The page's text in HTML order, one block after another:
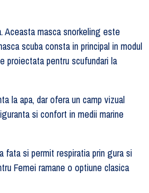
Aceasta masca snorkeling este
scuba consta in principal in modul
proiectata pentru scufundari la
la apa, dar ofera un camp vizual
si confort in medii marine
fata si permit respiratia prin gura si
Femei ramane o optiune clasica